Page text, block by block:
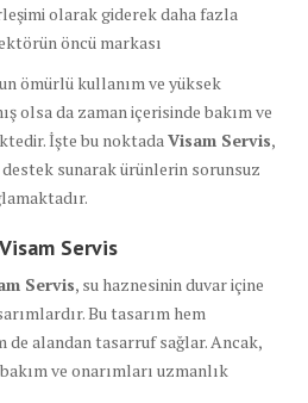
olarak giderek daha fazla
öncü markası
ömürlü kullanım ve yüksek
olsa da zaman içerisinde bakım ve
İşte bu noktada Visam Servis,
sunarak ürünlerin sorunsuz
Servis
Servis, su haznesinin duvar içine
Bu tasarım hem
de alandan tasarruf sağlar. Ancak,
ve onarımları uzmanlık